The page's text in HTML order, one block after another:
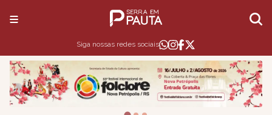
Siga nossas redes sociais